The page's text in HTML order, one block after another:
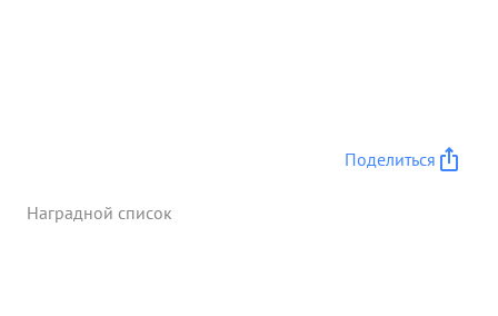
Поделиться
Наградной список